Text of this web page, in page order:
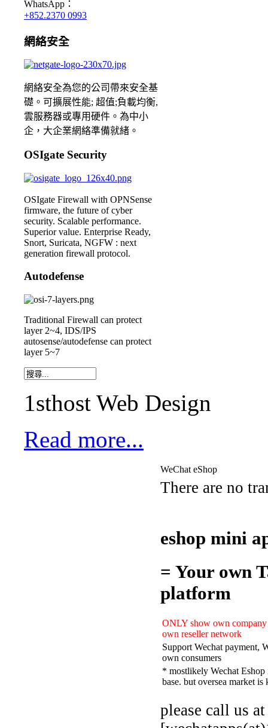
WhatsApp：
+852.2370 0993
網絡安全
網絡安全為您的公司帶來安全基
礎。可擴展性能; 超值;負載均衡,
雲服務器或專用硬件。為中小
企，大企業網絡準備就緒。
OSIgate Security
OSIgate Firewall with OPNSense
firmware, the future of cyber
security. Scalable performance.
Superior value. Enterprise Ready,
Snort, Suricata, NGFW : next
generation firewall protocol.
Autodefense
Traditional Firewall can protect
layer 2~4, IDS/IPS
autosense/autodefense can protect
layer 5~7
1sthost Web Design
Read more...
WeChat eShop
There are no
eshop mini
= Your own
platform
ONLY show own company
own reseller network
Support Wechat payment,
own consumers
* mostlikely Wechat Eshop
base. but oversea market
please call us